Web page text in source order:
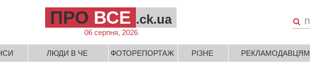
ПРО ВСЕ .ck.ua
06 серпня, 2026
ЛЮДИ В ЧЕ ФОТОРЕПОРТАЖ РІЗНЕ РЕКЛАМОДАВЦЯМ